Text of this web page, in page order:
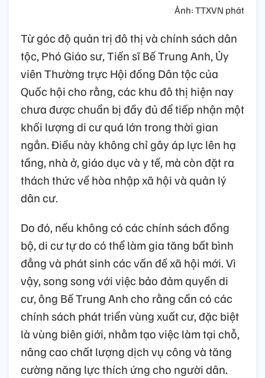
Ảnh: TTXVN phát
Từ góc độ quản trị đô thị và chính sách dân
tộc, Phó Giáo sư, Tiến sĩ Bế Trung Anh, Ủy
viên Thường trực Hội đồng Dân tộc của
Quốc hội cho rằng, các khu đô thị hiện nay
chưa được chuẩn bị đầy đủ để tiếp nhận một
khối lượng di cư quá lớn trong thời gian
ngắn. Điều này không chỉ gây áp lực lên hạ
tầng, nhà ở, giáo dục và y tế, mà còn đặt ra
thách thức về hòa nhập xã hội và quản lý
dân cư.
Do đó, nếu không có các chính sách đồng
bộ, di cư tự do có thể làm gia tăng bất bình
đẳng và phát sinh các vấn đề xã hội mới. Vì
vậy, song song với việc bảo đảm quyền di
cư, ông Bế Trung Anh cho rằng cần có các
chính sách phát triển vùng xuất cư, đặc biệt
là vùng biên giới, nhằm tạo việc làm tại chỗ,
nâng cao chất lượng dịch vụ công và tăng
cường năng lực thích ứng cho người dân.